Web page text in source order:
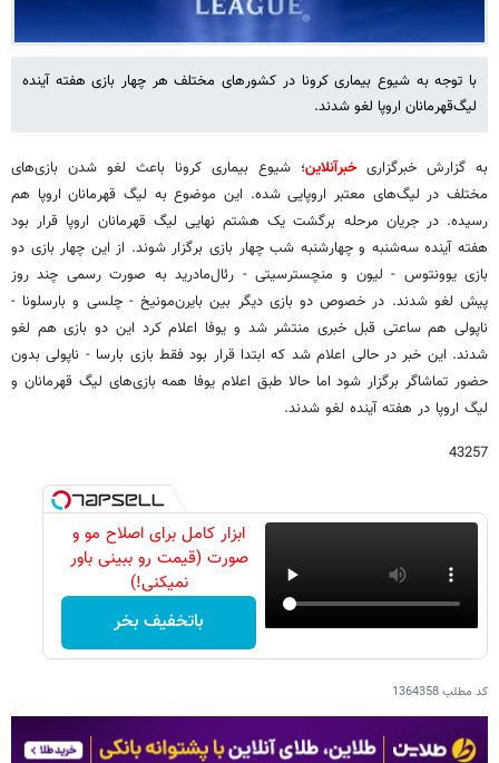
با توجه به شیوع بیماری کرونا در کشورهای مختلف هر چهار بازی هفته آینده
لیگ‌قهرمانان اروپا لغو شدند.
به گزارش خبرگزاریخبرآنلاین؛ شیوع بیماری کرونا باعث لغو شدن بازی‌های
مختلف در لیگ‌های معتبر اروپایی شده. این موضوع به لیگ قهرمانان اروپا هم
رسیده. در جریان مرحله برگشت یک هشتم نهایی لیگ قهرمانان اروپا قرار بود
هفته آینده سه‌شنبه و چهارشنبه شب چهار بازی برگزار شوند. از این چهار بازی دو
بازی یوونتوس - لیون و منچسترسیتی - رئال‌مادرید به صورت رسمی چند روز
پیش لغو شدند. در خصوص دو بازی دیگر بین بایرن‌مونیخ - چلسی و بارسلونا -
ناپولی هم ساعتی قبل خبری منتشر شد و یوفا اعلام کرد این دو بازی هم لغو
شدند. این خبر در حالی اعلام شد که ابتدا قرار بود فقط بازی بارسا - ناپولی بدون
حضور تماشاگر برگزار شود اما حالا طبق اعلام یوفا همه بازی‌های لیگ قهرمانان و
لیگ اروپا در هفته آینده لغو شدند.
43257
ابزار کامل برای اصلاح مو و
صورت (قیمت رو ببینی باور
نمیکنی!)
باتخفیف بخر
کد مطلب1364358